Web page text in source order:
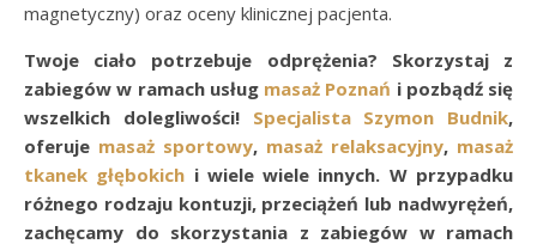
magnetyczny) oraz oceny klinicznej pacjenta.
Twoje ciało potrzebuje odprężenia? Skorzystaj z
zabiegów w ramach usługmasaż Poznań i pozbądź się
wszelkich dolegliwości!Specjalista Szymon Budnik,
oferuje masaż sportowy, masaż relaksacyjny, masaż
tkanek głębokich i wiele wiele innych. W przypadku
różnego rodzaju kontuzji, przeciążeń lub nadwyrężeń,
zachęcamy do skorzystania z zabiegów w ramach